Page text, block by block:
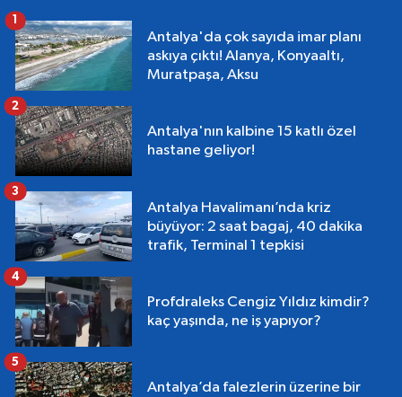
Antalya'da çok sayıda imar planı
askıya çıktı! Alanya, Konyaaltı,
Muratpaşa, Aksu
Antalya'nın kalbine 15 katlı özel
hastane geliyor!
2
Antalya Havalimanı’nda kriz
büyüyor: 2 saat bagaj, 40 dakika
trafik, Terminal 1 tepkisi
3
Profdraleks Cengiz Yıldız kimdir?
kaç yaşında, ne iş yapıyor?
4
Antalya’da falezlerin üzerine bir
5